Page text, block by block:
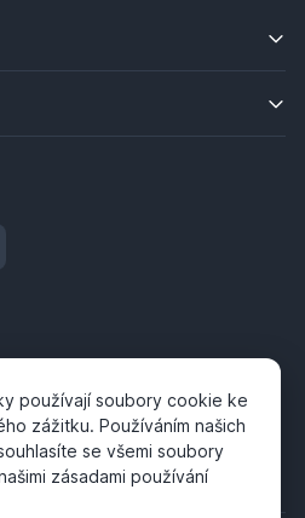
používají soubory cookie ke
zážitku. Používáním našich
se všemi soubory
zásadami používání